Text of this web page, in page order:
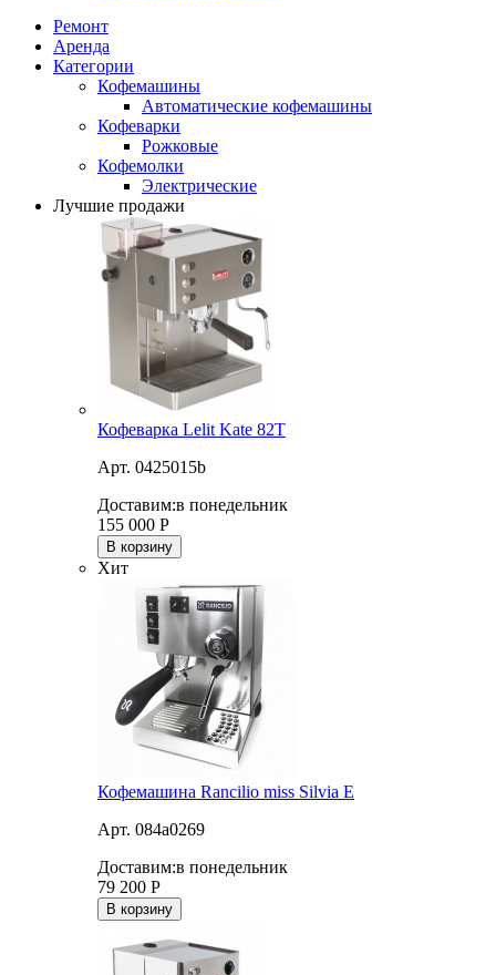
Ремонт
Аренда
Категории
Кофемашины
Автоматические кофемашины
Кофеварки
Рожковые
Кофемолки
Электрические
Лучшие продажи
Кофеварка Lelit Kate 82T
Арт. 0425015b
Доставим:в понедельник
155 000 Р
В корзину
Хит
Кофемашина Rancilio miss Silvia E
Арт. 084a0269
Доставим:в понедельник
79 200 Р
В корзину